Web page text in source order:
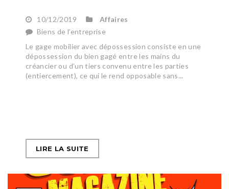
10/12/2019
Affaires
Biens de l’entreprise
Le gage mobilier avec dépossession consiste en une
dépossession du bien gagé entre les mains du
créancier ou d’un tiers convenu entre les parties
(entiercement), ce qui le rend opposable sans...
LIRE LA SUITE